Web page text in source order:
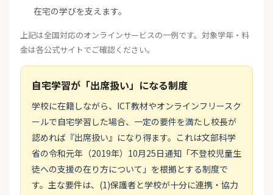
在宅の学びを支えます。
上記は全国対応のオンラインサービスの一例です。対象学年・料
金は各公式サイトでご確認ください。
自宅学習が「出席扱い」になる制度
学校に在籍しながら、ICT教材やオンラインフリースク
ールで自宅学習した場合、一定の要件を満たし校長が
認めれば『出席扱い』になり得ます。これは文部科学
省の令和元年（2019年）10月25日通知「不登校児童生
徒への支援の在り方について」を根拠とする制度で
す。主な要件は、(1)保護者と学校が十分に連携・協力